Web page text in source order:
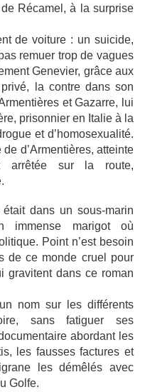
Récamel, à la surprise
de voiture : un suicide,
remuer trop de vagues
Genevier, grâce aux
privé, la contre dans son
et Gazarre, lui
prisonnier en Italie à la
et d’homosexualité.
d’Armentières, atteinte
arrêtée sur la route,
dans un sous-marin
immense marigot où
Point n’est besoin
de ce monde cruel pour
gravitent dans ce roman
nom sur les différents
sans fatiguer ses
abordant les
les fausses factures et
les démêlés avec
Golfe.